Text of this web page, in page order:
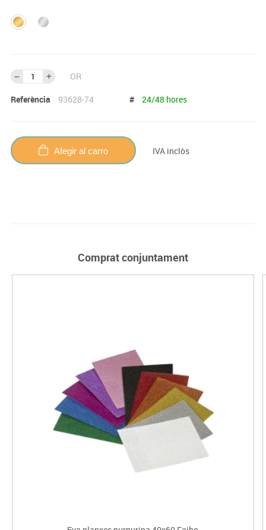
OR
Referència 93628-74 # 24/48 hores
Afegir al carro IVA inclòs
Comprat conjuntament